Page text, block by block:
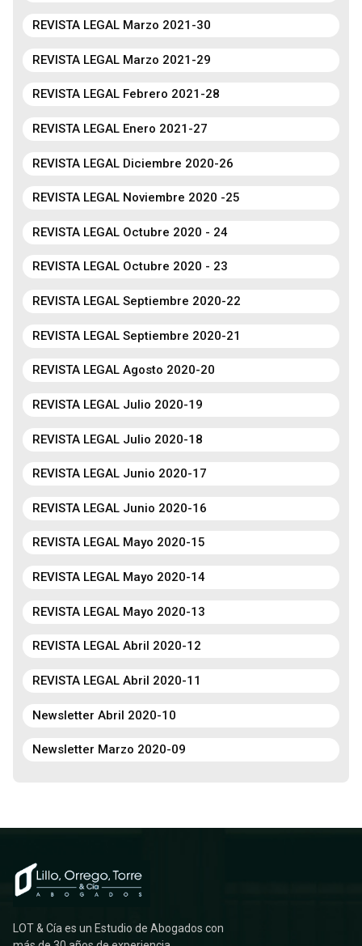
REVISTA LEGAL Marzo 2021-30
REVISTA LEGAL Marzo 2021-29
REVISTA LEGAL Febrero 2021-28
REVISTA LEGAL Enero 2021-27
REVISTA LEGAL Diciembre 2020-26
REVISTA LEGAL Noviembre 2020 -25
REVISTA LEGAL Octubre 2020 - 24
REVISTA LEGAL Octubre 2020 - 23
REVISTA LEGAL Septiembre 2020-22
REVISTA LEGAL Septiembre 2020-21
REVISTA LEGAL Agosto 2020-20
REVISTA LEGAL Julio 2020-19
REVISTA LEGAL Julio 2020-18
REVISTA LEGAL Junio 2020-17
REVISTA LEGAL Junio 2020-16
REVISTA LEGAL Mayo 2020-15
REVISTA LEGAL Mayo 2020-14
REVISTA LEGAL Mayo 2020-13
REVISTA LEGAL Abril 2020-12
REVISTA LEGAL Abril 2020-11
Newsletter Abril 2020-10
Newsletter Marzo 2020-09
LOT & Cía es un Estudio de Abogados con